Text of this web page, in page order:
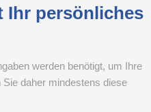
Ihr persönliches
werden benötigt, um Ihre
daher mindestens diese